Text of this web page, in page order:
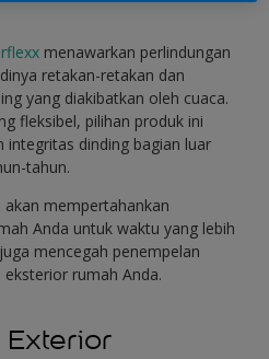
menawarkan perlindungan
retakan-retakan dan
yang diakibatkan oleh cuaca.
fleksibel, pilihan produk ini
dinding bagian luar
tahun.
mempertahankan
Anda untuk waktu yang lebih
mencegah penempelan
rumah Anda.